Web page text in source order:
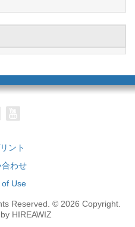
ント
合わせ
of Use
Reserved. © 2026 Copyright.
HIREAWIZ